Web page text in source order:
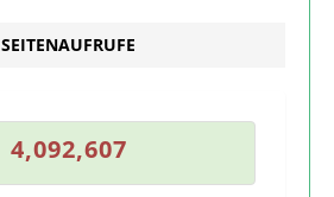
SEITENAUFRUFE
4
4
,
,
0
0
9
9
2
2
,
,
6
6
0
07
6